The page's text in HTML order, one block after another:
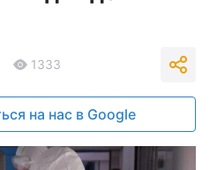
1333
на нас в Google